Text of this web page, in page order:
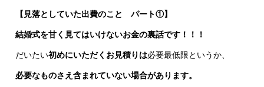
【見落としていた出費のこと パート①】
結婚式を甘く見てはいけないお金の裏話です！！！
だいたい初めにいただくお見積りは必要最低限というか、
必要なものさえ含まれていない場合があります。